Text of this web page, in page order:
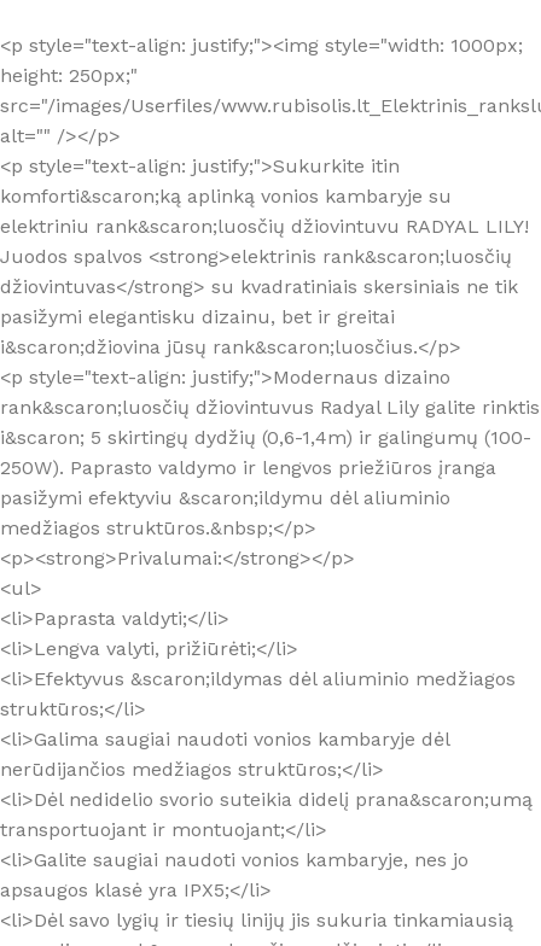
<p style="text-align: justify;"><img style="width: 1000px;
height: 250px;"
src="/images/Userfiles/
alt="" /></p>
<p style="text-align: justify;">Sukurkite itin
komforti&scaron;ką aplinką vonios kambaryje su
elektriniu rank&scaron;luosčių džiovintuvu RADYAL LILY!
Juodos spalvos <strong>elektrinis rank&scaron;luosčių
džiovintuvas</strong> su kvadratiniais skersiniais ne tik
pasižymi elegantisku dizainu, bet ir greitai
i&scaron;džiovina jūsų rank&scaron;luosčius.</p>
<p style="text-align: justify;">Modernaus dizaino
rank&scaron;luosčių džiovintuvus Radyal Lily galite rinktis
i&scaron; 5 skirtingų dydžių (0,6-1,4m) ir galingumų (100-
250W). Paprasto valdymo ir lengvos priežiūros įranga
pasižymi efektyviu &scaron;ildymu dėl aliuminio
medžiagos struktūros.&nbsp;</p>
<p><strong>Privalumai:</strong></p>
<ul>
<li>Paprasta valdyti;</li>
<li>Lengva valyti, prižiūrėti;</li>
<li>Efektyvus &scaron;ildymas dėl aliuminio medžiagos
struktūros;</li>
<li>Galima saugiai naudoti vonios kambaryje dėl
nerūdijančios medžiagos struktūros;</li>
<li>Dėl nedidelio svorio suteikia didelį prana&scaron;umą
transportuojant ir montuojant;</li>
<li>Galite saugiai naudoti vonios kambaryje, nes jo
apsaugos klasė yra IPX5;</li>
<li>Dėl savo lygių ir tiesių linijų jis sukuria tinkamiausią